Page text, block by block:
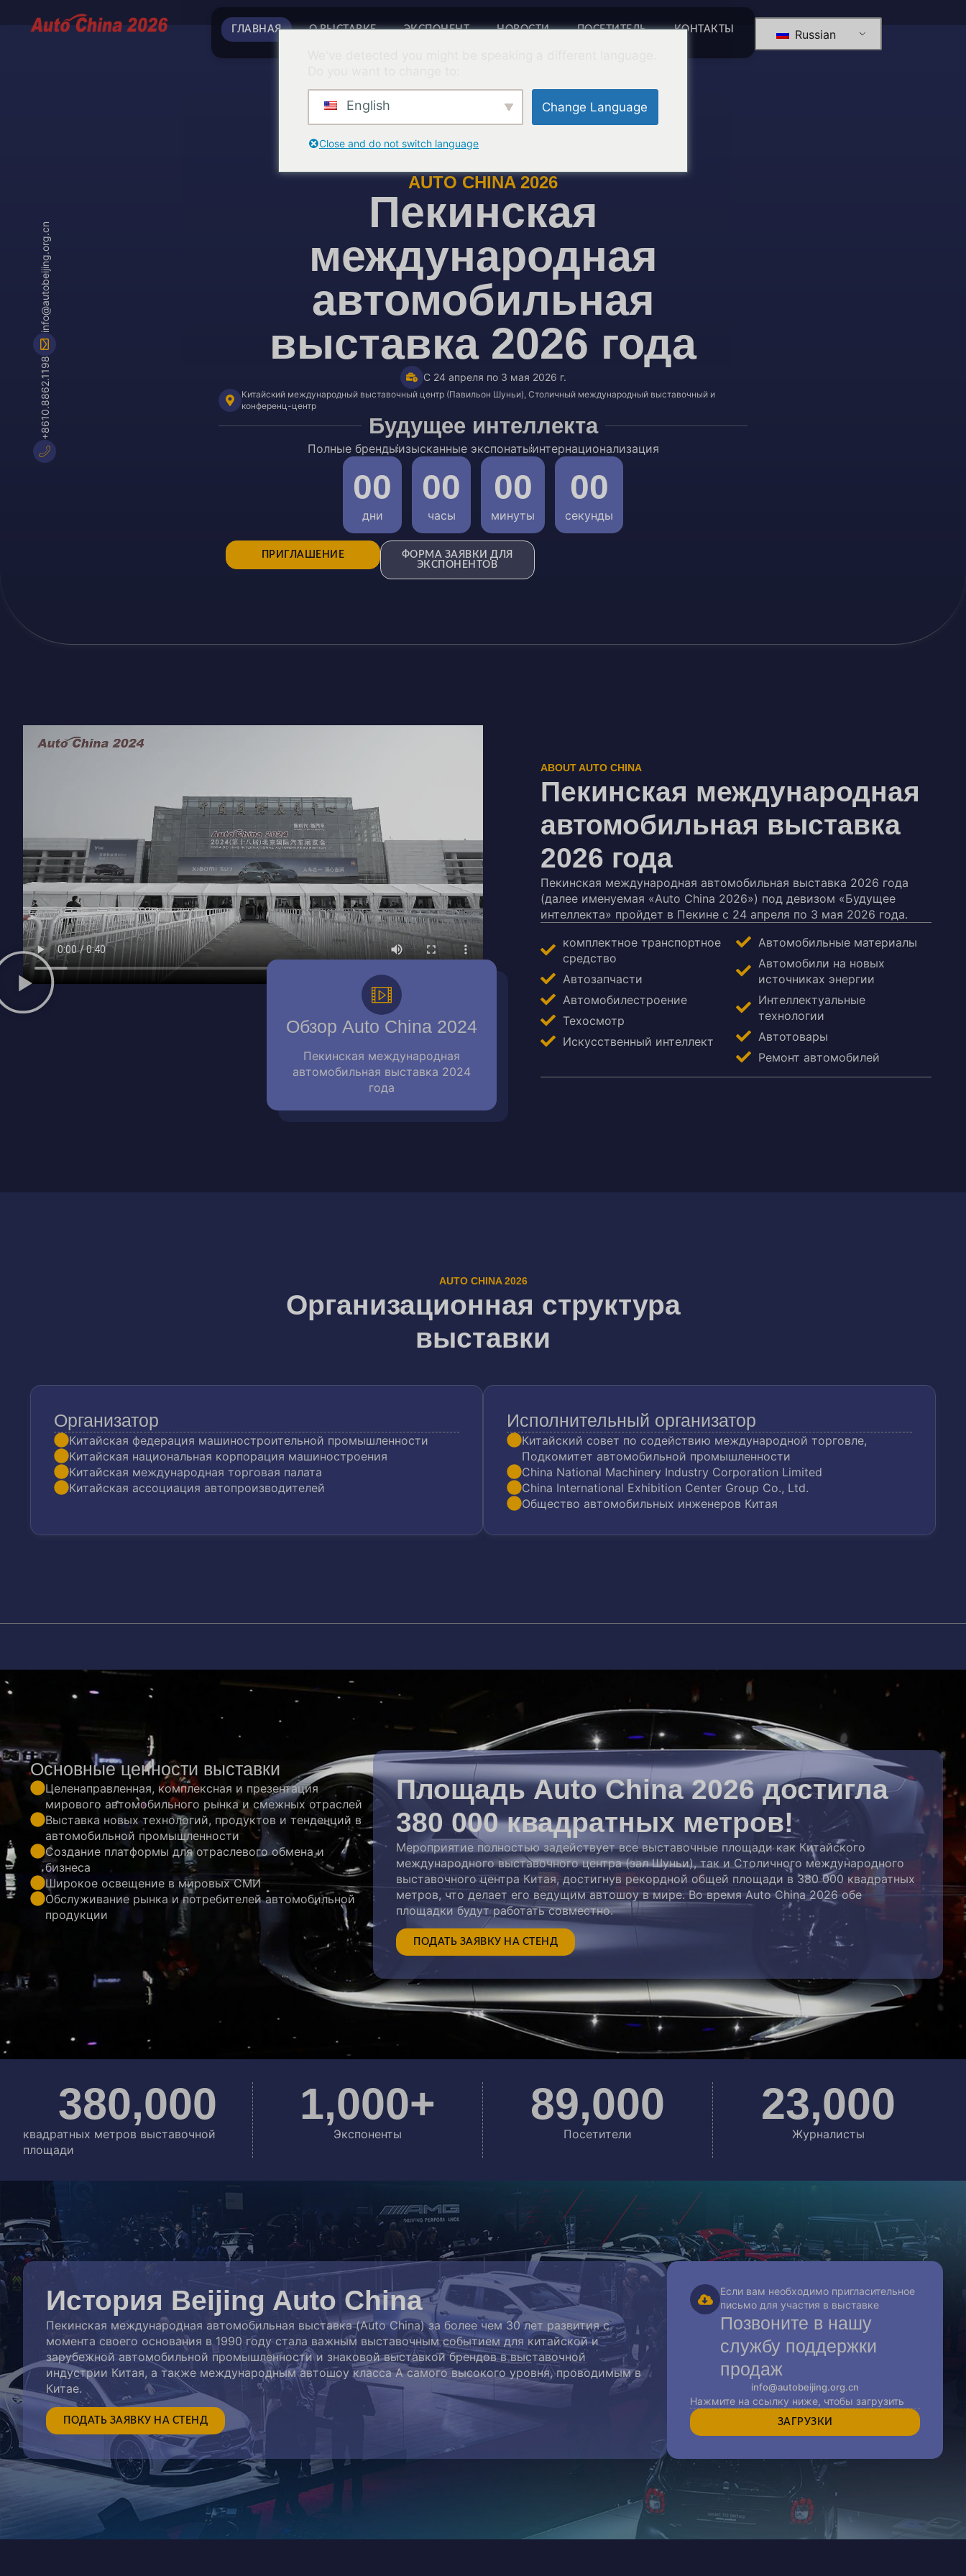
ГЛАВНАЯ О ВЫСТАВКЕ ЭКСПОНЕНТ НОВОСТИ ПОСЕТИТЕЛЬ КОНТАКТЫ Russian
AUTO CHINA 2026
Пекинская
международная
автомобильная
выставка 2026 года
С 24 апреля по 3 мая 2026 г.
Китайский международный выставочный центр (Павильон Шуньи), Столичный международный выставочный и
конференц-центр
Будущее интеллекта
Полные брендыизысканные экспонатыинтернационализация
00
дни
00
часы
00
минуты
00
секунды
ПРИГЛАШЕНИЕ
ФОРМА ЗАЯВКИ ДЛЯ
ЭКСПОНЕНТОВ
+8610.8862.1198
info@autobeijing.org.cn
Обзор Auto China 2024
Пекинская международная
автомобильная выставка 2024
года
ABOUT AUTO CHINA
Пекинская международная
автомобильная выставка
2026 года
Пекинская международная автомобильная выставка 2026 года
(далее именуемая «Auto China 2026») под девизом «Будущее
интеллекта» пройдет в Пекине с 24 апреля по 3 мая 2026 года.
комплектное транспортное
средство
Автозапчасти
Автомобилестроение
Техосмотр
Искусственный интеллект
Автомобильные материалы
Автомобили на новых
источниках энергии
Интеллектуальные
технологии
Автотовары
Ремонт автомобилей
AUTO CHINA 2026
Организационная структура
выставки
Организатор
Китайская федерация машиностроительной промышленности
Китайская национальная корпорация машиностроения
Китайская международная торговая палата
Китайская ассоциация автопроизводителей
Исполнительный организатор
Китайский совет по содействию международной торговле,
Подкомитет автомобильной промышленности
China National Machinery Industry Corporation Limited
China International Exhibition Center Group Co., Ltd.
Общество автомобильных инженеров Китая
Площадь Auto China 2026 достигла
380 000 квадратных метров!
Мероприятие полностью задействует все выставочные площади как Китайского
международного выставочного центра (зал Шуньи), так и Столичного международного
выставочного центра Китая, достигнув рекордной общей площади в 380 000 квадратных
метров, что делает его ведущим автошоу в мире. Во время Auto China 2026 обе
площадки будут работать совместно.
ПОДАТЬ ЗАЯВКУ НА СТЕНД
Основные ценности выставки
Целенаправленная, комплексная и презентация
мирового автомобильного рынка и смежных отраслей
Выставка новых технологий, продуктов и тенденций в
автомобильной промышленности
Создание платформы для отраслевого обмена и
бизнеса
Широкое освещение в мировых СМИ
Обслуживание рынка и потребителей автомобильной
продукции
квадратных метров выставочной
площади
380,000
Экспоненты
1,000+
Посетители
89,000
Журналисты
23,000
История Beijing Auto China
Пекинская международная автомобильная выставка (Auto China) за более чем 30 лет развития с
момента своего основания в 1990 году стала важным выставочным событием для китайской и
зарубежной автомобильной промышленности и знаковой выставкой брендов в выставочной
индустрии Китая, а также международным автошоу класса А самого высокого уровня, проводимым в
Китае.
ПОДАТЬ ЗАЯВКУ НА СТЕНД
Если вам необходимо пригласительное
письмо для участия в выставке
Позвоните в нашу
службу поддержки
продаж
info@autobeijing.org.cn
Нажмите на ссылку ниже, чтобы загрузить
ЗАГРУЗКИ
English Change Language
Close and do not switch language